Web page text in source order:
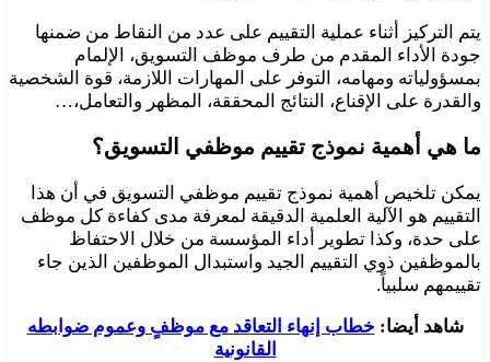
يتم التركيز أثناء عملية التقييم على عدد من النقاط من ضمنها
جودة الأداء المقدم من طرف موظف التسويق، الإلمام
بمسؤولياته ومهامه، التوفر على المهارات اللازمة، قوة الشخصية
والقدرة على الإقناع، النتائج المحققة، المظهر والتعامل،…
ما هي أهمية نموذج تقييم موظفي التسويق؟
يمكن تلخيص أهمية نموذج تقييم موظفي التسويق في أن هذا
التقييم هو الآلية العلمية الدقيقة لمعرفة مدى كفاءة كل موظف
على حدة، وكذا تطوير أداء المؤسسة من خلال الاحتفاظ
بالموظفين ذوي التقييم الجيد واستبدال الموظفين الذين جاء
تقييمهم سلبياً.
شاهد أيضا: خطاب إنهاء التعاقد مع موظفٍ وعموم ضوابطه
القانونية